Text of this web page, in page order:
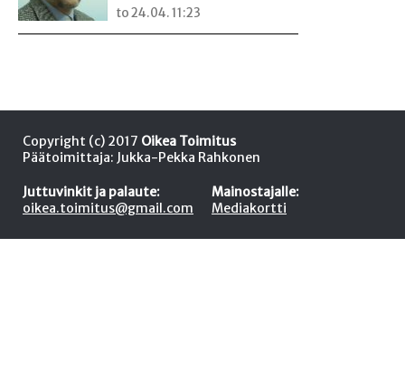
to 24.04. 11:23
Copyright (c) 2017 Oikea Toimitus
Päätoimittaja: Jukka-Pekka Rahkonen
Juttuvinkit ja palaute:
oikea.toimitus@gmail.com
Mainostajalle:
Mediakortti